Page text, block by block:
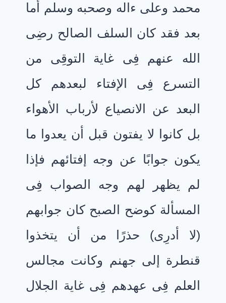
محمد وعلى ءاله وصحبه وسلم أما
بعد فقد كان السلف الصالح رضِى
الله عنهم فِى غاية التوقِى من
التسرع فِى الإفتاء لبعدهم كل
البعد عن الانصياع لأرباب الأهواء
بل كانوا لا يفتون قبل أن يعدوا ما
يكون جوابًا عن وجه إفتائهم فإذا
لم يظهر لهم وجه الصواب فِى
المسألة كوضح الصبح كان جوابهم
(لا أدرِى) حذرًا من أن يتخذوا
قنطرة إلى جهنم وكانت مجالس
العلم فِى عهدهم فِى غاية الجلال